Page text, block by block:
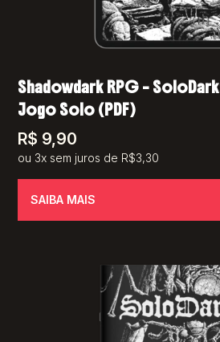
Shadowdark RPG –
Jogo Solo (PDF)
R$ 9,90
ou 3x sem juros de R$3,30
SAIBA MAIS